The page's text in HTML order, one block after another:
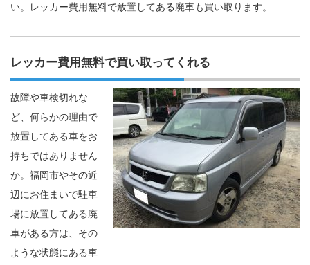
い。レッカー費用無料で放置してある廃車も買い取ります。
レッカー費用無料で買い取ってくれる
故障や車検切れな
ど、何らかの理由で
放置してある車をお
持ちではありません
か。福岡市やその近
辺にお住まいで駐車
場に放置してある廃
車がある方は、その
ような状態にある車